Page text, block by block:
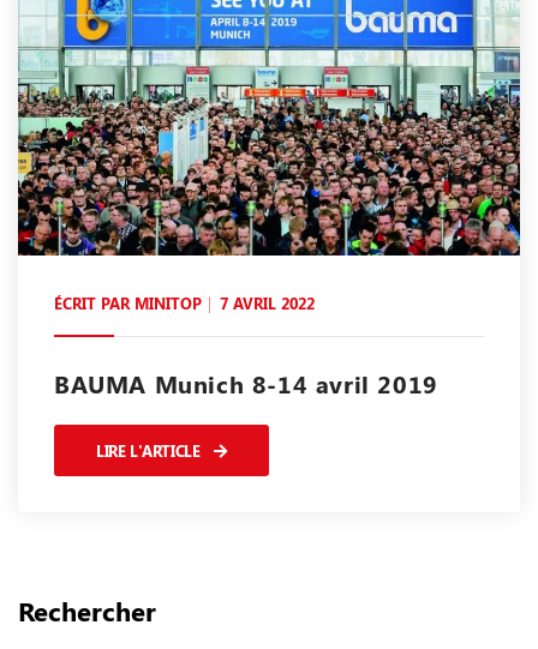
ÉCRIT PAR MINITOP 7 AVRIL 2022
BAUMA Munich 8-14 avril 2019
LIRE L'ARTICLE
Rechercher